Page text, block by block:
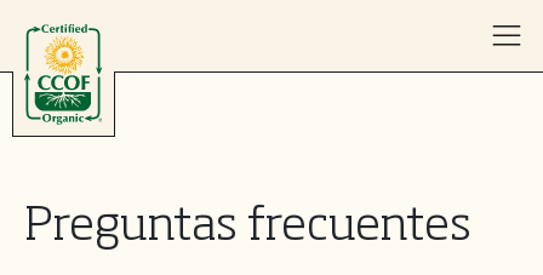
Preguntas frecuentes